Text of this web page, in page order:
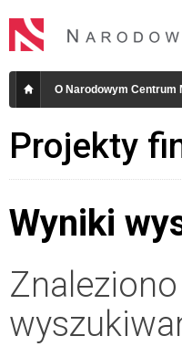
O Narodowym Centrum
Projekty
Wyniki